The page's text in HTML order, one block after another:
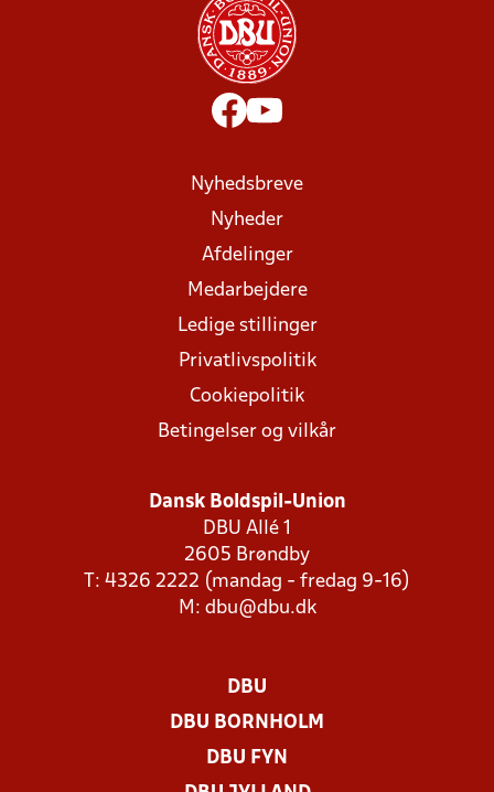
Nyhedsbreve
Nyheder
Afdelinger
Medarbejdere
Ledige stillinger
Privatlivspolitik
Cookiepolitik
Betingelser og vilkår
Dansk Boldspil-Union
DBU Allé 1
2605 Brøndby
T: 4326 2222 (mandag - fredag 9-16)
M: dbu@dbu.dk
DBU
DBU BORNHOLM
DBU FYN